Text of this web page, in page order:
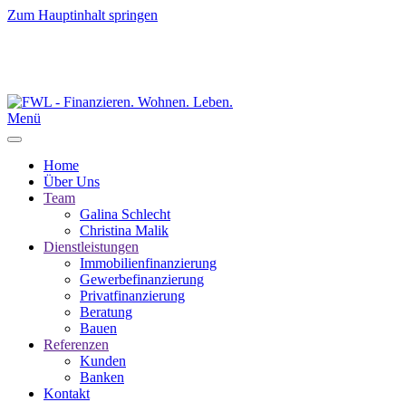
Zum Hauptinhalt springen
Menü
Home
Über Uns
Team
Galina Schlecht
Christina Malik
Dienstleistungen
Immobilienfinanzierung
Gewerbefinanzierung
Privatfinanzierung
Beratung
Bauen
Referenzen
Kunden
Banken
Kontakt